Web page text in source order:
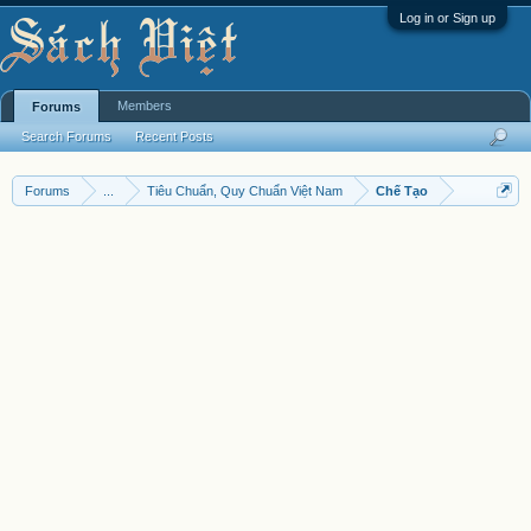
Log in or Sign up
Forums Tiêu Chuẩn, Quy Chuẩn Việt Nam Chế Tạo
Forums
Search Forums Recent Posts
Members